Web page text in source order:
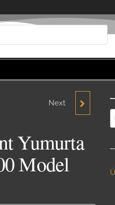
HYUNDAI ACCENT
FANI 1995-
Next
Yumurta
Model